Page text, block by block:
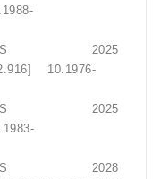
& BUSES 2025
10.1976-
& BUSES 2025
& BUSES 2028